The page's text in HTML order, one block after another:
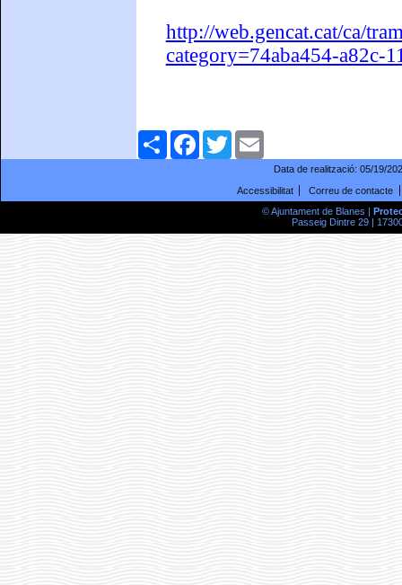
http://web.gencat.cat/ca/
category=74aba454-a82c-
ComparteixFacebookTwitter
Data de realització: 05/19/
Accessibilitat
Correu de contacte
© Ajuntament de Blanes |
Passeig Dintre 29 |